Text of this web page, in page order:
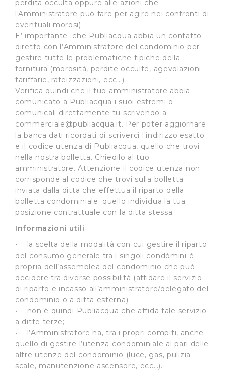
perdita occulta oppure alle azioni che
l'Amministratore può fare per agire nei confronti di
eventuali morosi).
E’ importante che Publiacqua abbia un contatto
diretto con l’Amministratore del condominio per
gestire tutte le problematiche tipiche della
fornitura (morosità, perdite occulte, agevolazioni
tariffarie, rateizzazioni, ecc…).
Verifica quindi che il tuo amministratore abbia
comunicato a Publiacqua i suoi estremi o
comunicali direttamente tu scrivendo a
commerciale@publiacqua.it. Per poter aggiornare
la banca dati ricordati di scriverci l'indirizzo esatto
e il codice utenza di Publiacqua, quello che trovi
nella nostra bolletta. Chiedilo al tuo
amministratore. Attenzione il codice utenza non
corrisponde al codice che trovi sulla bolletta
inviata dalla ditta che effettua il riparto della
bolletta condominiale: quello individua la tua
posizione contrattuale con la ditta stessa.
Informazioni utili
• la scelta della modalità con cui gestire il riparto
del consumo generale tra i singoli condòmini è
propria dell’assemblea del condominio che può
decidere tra diverse possibilità (affidare il servizio
di riparto e incasso all’amministratore/delegato del
condominio o a ditta esterna);
• non è quindi Publiacqua che affida tale servizio
a ditte terze;
• l’Amministratore ha, tra i propri compiti, anche
quello di gestire l’utenza condominiale al pari delle
altre utenze del condominio (luce, gas, pulizia
scale, manutenzione ascensore, ecc…).